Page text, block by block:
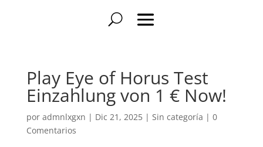
Play Eye of Horus Test
Einzahlung von 1 € Now!
por admnlxgxn | Dic 21, 2025| Sin categoría | 0
Comentarios